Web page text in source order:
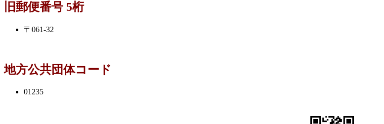
旧郵便番号 5桁
〒061-32
地方公共団体コード
01235